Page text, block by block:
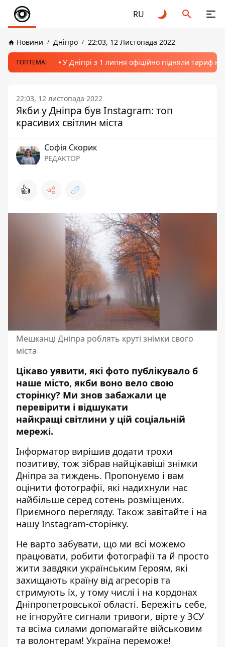
RU
Новини Дніпро 22:03, 12 Листопада 2022
ТОПТЕМА: У Дніпрі з 1 липня офіційно підняли тариф
22:03, 12 листопада 2022
Якби у Дніпра був Instagram: топ
красивих світлин міста
Софія Скорик
РЕДАКТОР
👍
Мешканці Дніпра роблять круті знімки свого
міста
Цікаво уявити, які фото публікувало б
наше місто, якби воно вело свою
сторінку? Ми знов забажали це
перевірити і відшукати
найкращі світлини у цій соціальній
мережі.
Інформатор вирішив додати трохи
позитиву, тож зібрав найцікавіші знімки
Дніпра за тиждень. Пропонуємо і вам
оцінити фотографії, які надихнули нас
найбільше серед сотень розміщених.
Приємного перегляду. Також завітайте і на
нашу Instagram-сторінку.
Не варто забувати, що ми всі можемо
працювати, робити фотографії та й просто
жити завдяки українським Героям, які
захищають країну від агресорів та
стримують їх, у тому числі і на кордонах
Дніпропетровської області. Бережіть себе,
не ігноруйте сигнали тривоги, вірте у ЗСУ
та всіма силами допомагайте військовим
та волонтерам! Україна переможе!